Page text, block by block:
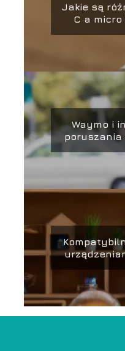
Jakie są
C a micro
Waymo i
poruszania
jak